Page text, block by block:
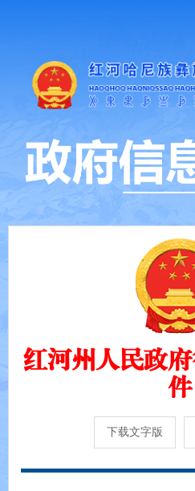
红河州人民政
件
下载文字版